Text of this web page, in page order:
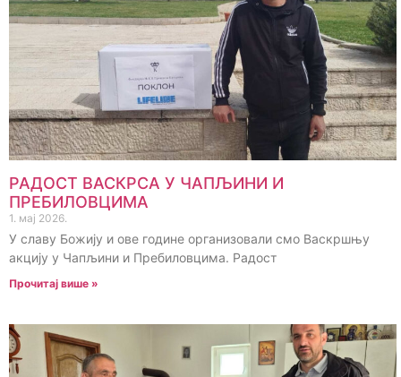
РАДОСТ ВАСКРСА У ЧАПЉИНИ И
ПРЕБИЛОВЦИМА
1. мај 2026.
У славу Божију и ове године организовали смо Васкршњу
акцију у Чапљини и Пребиловцима. Радост
Прочитај више »